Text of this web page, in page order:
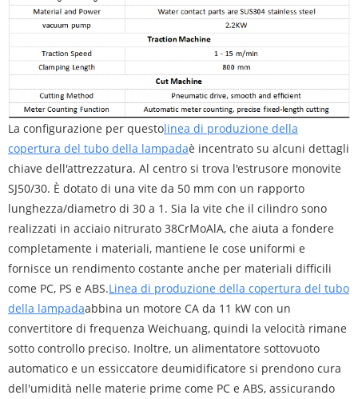
La configurazione per questolinea di produzione della
copertura del tubo della lampadaè incentrato su alcuni dettagli
chiave dell'attrezzatura. Al centro si trova l'estrusore monovite
SJ50/30. È dotato di una vite da 50 mm con un rapporto
lunghezza/diametro di 30 a 1. Sia la vite che il cilindro sono
realizzati in acciaio nitrurato 38CrMoAlA, che aiuta a fondere
completamente i materiali, mantiene le cose uniformi e
fornisce un rendimento costante anche per materiali difficili
come PC, PS e ABS.Linea di produzione della copertura del tubo
della lampadaabbina un motore CA da 11 kW con un
convertitore di frequenza Weichuang, quindi la velocità rimane
sotto controllo preciso. Inoltre, un alimentatore sottovuoto
automatico e un essiccatore deumidificatore si prendono cura
dell'umidità nelle materie prime come PC e ABS, assicurando